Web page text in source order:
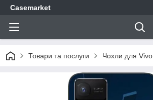
Casemarket
Товари та послуги Чохли для Vivo